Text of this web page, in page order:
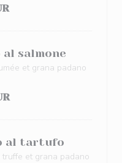
salmone
et grana padano
al tartufo
et grana padano